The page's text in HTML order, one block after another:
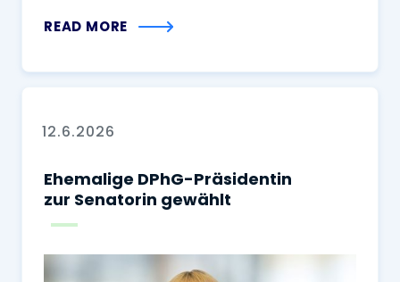
READ MORE
12.6.2026
Ehemalige DPhG-Präsidentin
zur Senatorin gewählt